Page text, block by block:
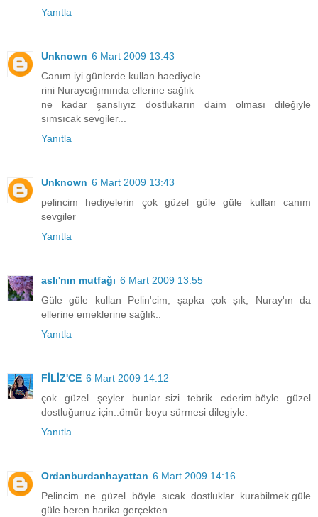
Yanıtla
Unknown 6 Mart 2009 13:43
Canım iyi günlerde kullan haediyele
rini Nuraycığımında ellerine sağlık
ne kadar şanslıyız dostlukarın daim olması dileğiyle
sımsıcak sevgiler...
Yanıtla
Unknown 6 Mart 2009 13:43
pelincim hediyelerin çok güzel güle güle kullan canım
sevgiler
Yanıtla
aslı'nın mutfağı 6 Mart 2009 13:55
Güle güle kullan Pelin'cim, şapka çok şık, Nuray'ın da
ellerine emeklerine sağlık..
Yanıtla
FİLİZ'CE 6 Mart 2009 14:12
çok güzel şeyler bunlar..sizi tebrik ederim.böyle güzel
dostluğunuz için..ömür boyu sürmesi dilegiyle.
Yanıtla
Ordanburdanhayattan 6 Mart 2009 14:16
Pelincim ne güzel böyle sıcak dostluklar kurabilmek.güle
güle beren harika gerçekten